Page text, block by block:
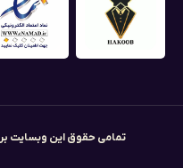
تمامی حقوق این وبسایت